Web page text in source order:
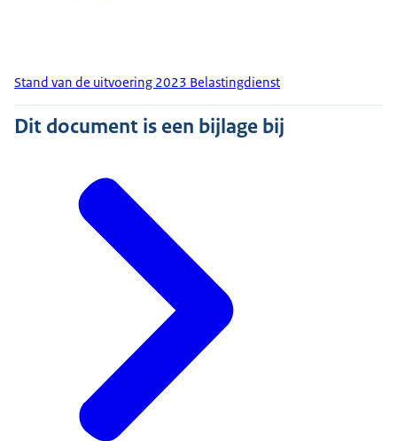
Stand van de uitvoering 2023 Belastingdienst
Dit document is een bijlage bij